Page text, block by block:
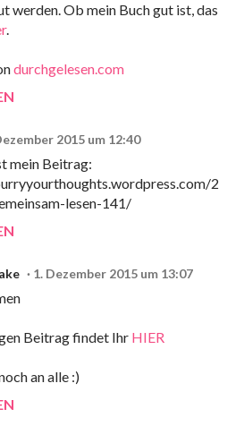
werden. Ob mein Buch gut ist, das
.
durchgelesen.com
2015 um 12:40
mein Beitrag:
2
lesen-141/
1. Dezember 2015 um 13:07
Beitrag findet Ihr HIER
an alle :)